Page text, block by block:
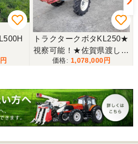
寧な応対とても良い買い物ができま
います。
の運搬ありがとうございました。
トラクタークボタKL250★
視察可能！★佐賀県渡し
クボタ トラクター KL250
ー RL5K ロータリー 現状
渡し【P11475389】
1,078,000